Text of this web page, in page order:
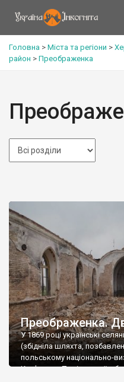
Головна > Міста та регіони >
район > Преображенка
Преображенка.
У 1869 році українські
(збідніла шляхта,
польському національно-
Кам’янець- Подільської